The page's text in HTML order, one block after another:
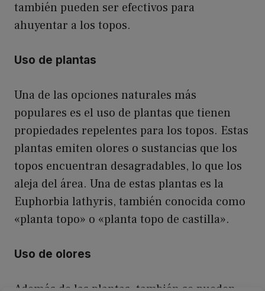
también pueden ser efectivos para
ahuyentar a los topos.
Uso de plantas
Una de las opciones naturales más
populares es el uso de plantas que tienen
propiedades repelentes para los topos. Estas
plantas emiten olores o sustancias que los
topos encuentran desagradables, lo que los
aleja del área. Una de estas plantas es la
Euphorbia lathyris, también conocida como
«planta topo» o «planta topo de castilla».
Uso de olores